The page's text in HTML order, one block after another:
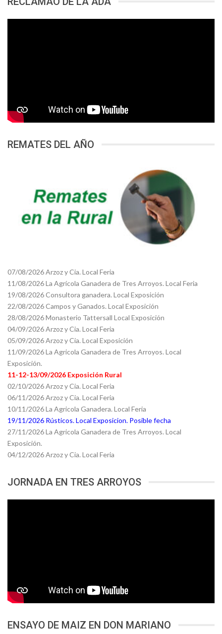
REMATES DEL AÑO
07/08/2026 Arzoz y Cia. Local Feria
11/08/2026 La Agrícola Ganadera de Tres Arroyos. Local Feria
19/08/2026 Consultora ganadera. Local Exposición
22/08/2026 Campos y Ganados. Local Exposición
28/08/2026 Monasterio Tattersall Local Exposición
04/09/2026 Arzoz y Cia. Local Feria
05/09/2026 Arzoz y Cia. Local Exposición
11/09/2026 La Agricola Ganadera de Tres Arroyos. Local
Exposición.
11-12-13/09/2026 Exposición Rural
02/10/2026 Arzoz y Cia. Local Feria
06/11/2026 Arzoz y Cia. Local Feria
10/11/2026 La Agricola Ganadera. Local Feria
19/11/2026 Rústicos. Local Exposicion. Posible fecha
27/11/2026 La Agricola Ganadera de Tres Arroyos. Local
Exposición.
04/12/2026 Arzoz y Cia. Local Feria
JORNADA EN TRES ARROYOS
ENSAYO DE MAIZ EN DON MARIANO